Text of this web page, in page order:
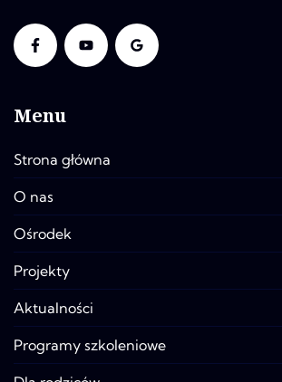
Menu
Strona główna
O nas
Ośrodek
Projekty
Aktualności
Programy szkoleniowe